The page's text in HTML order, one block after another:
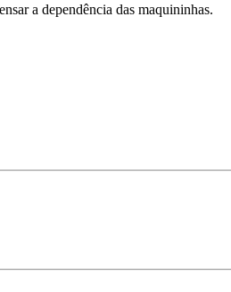
a dependência das maquininhas.